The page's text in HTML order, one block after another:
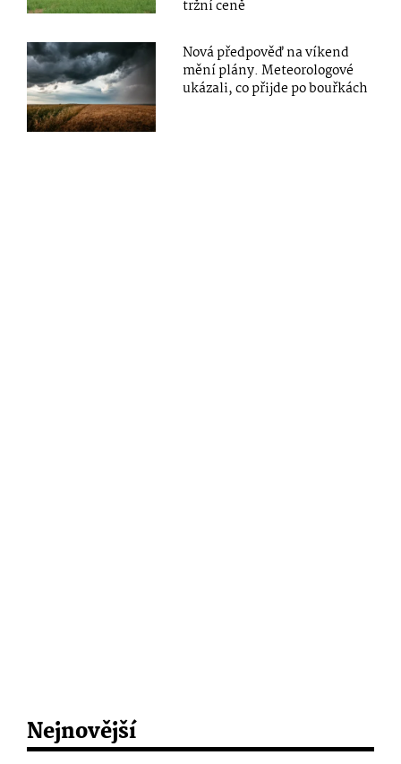
tržní ceně
Nová předpověď na víkend
mění plány. Meteorologové
ukázali, co přijde po bouřkách
Nejnovější